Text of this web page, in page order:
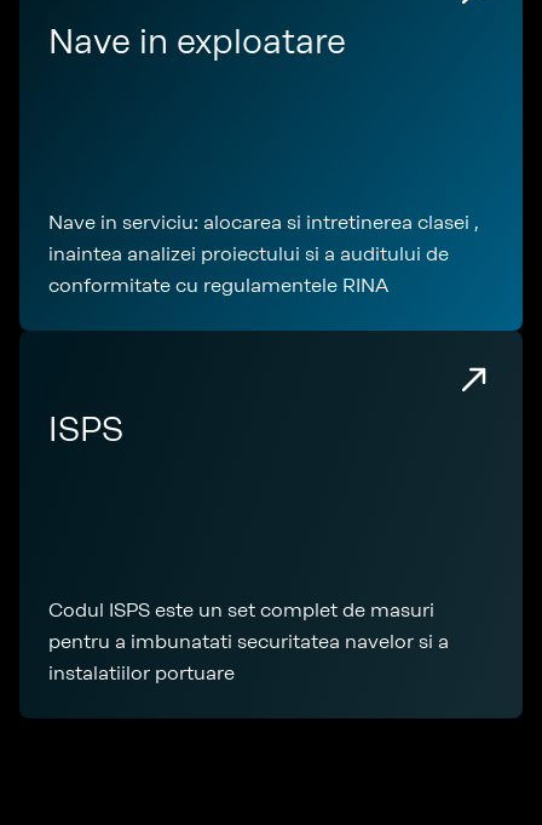
Nave in exploatare
Nave in serviciu: alocarea si intretinerea clasei ,
inaintea analizei proiectului si a auditului de
conformitate cu regulamentele RINA
ISPS
Codul ISPS este un set complet de masuri
pentru a imbunatati securitatea navelor si a
instalatiilor portuare